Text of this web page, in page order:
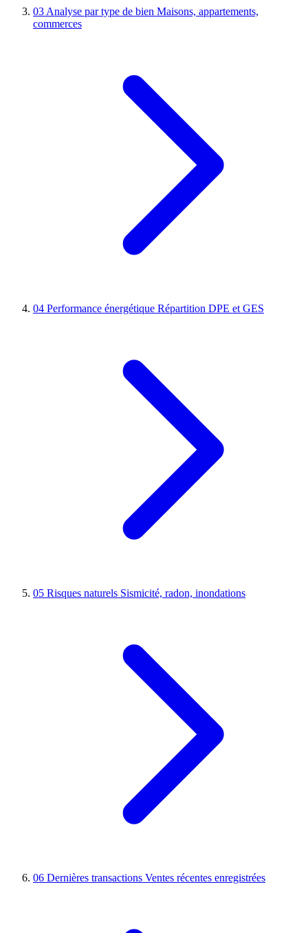
03 Analyse par type de bien Maisons, appartements,
commerces
04 Performance énergétique Répartition DPE et GES
05 Risques naturels Sismicité, radon, inondations
06 Dernières transactions Ventes récentes enregistrées